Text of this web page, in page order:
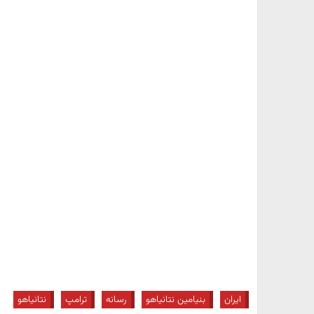
ایران بنیامین نتانیاهو رسانه ترامپ نتانیاهو